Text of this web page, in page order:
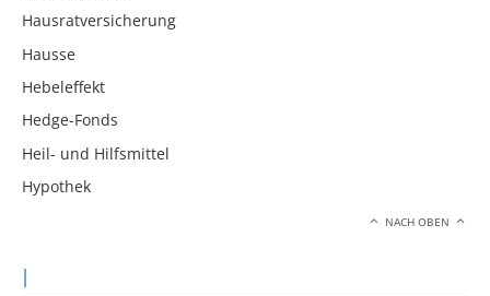
Hausratversicherung
Hausse
Hebeleffekt
Hedge-Fonds
Heil- und Hilfsmittel
Hypothek
NACH OBEN
I